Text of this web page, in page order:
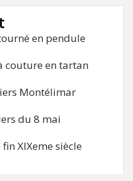
en pendule
couture en tartan
Montélimar
du 8 mai
XIXeme siècle